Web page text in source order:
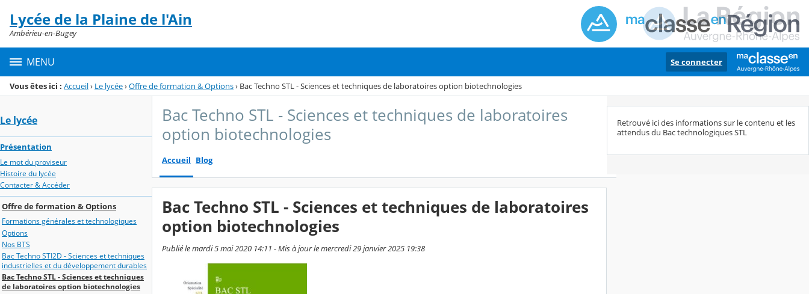
Menu de la rubrique
Contenu
Lycée de la Plaine de l'Ain
Ambérieu-en-Bugey
MENU Se connecter
Vous êtes ici : Accueil› Le lycée›Offre de formation & Options› Bac Techno STL - Sciences et techniques de laboratoires option biotechnologies
Le lycée
Présentation
Le mot du proviseur
Histoire du lycée
Contacter & Accéder
Offre de formation & Options
Formations générales et technologiques
Options
Nos BTS
Bac Techno STI2D - Sciences et techniques
industrielles et du développement durables
Bac Techno STL - Sciences et techniques
de laboratoires option biotechnologies
Bac Techno STL - Sciences et techniques de laboratoires
option biotechnologies
Accueil Blog
Bac Techno STL - Sciences et techniques de laboratoires
option biotechnologies
Publié le mardi 5 mai 2020 14:11 - Mis à jour le mercredi 29 janvier 2025 19:38
Retrouvé ici des informations sur le contenu et les
attendus du Bac technologiques STL